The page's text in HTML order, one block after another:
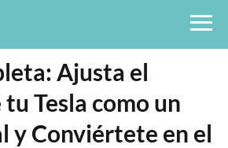
Ajusta el
Tesla como un
y Conviértete en el